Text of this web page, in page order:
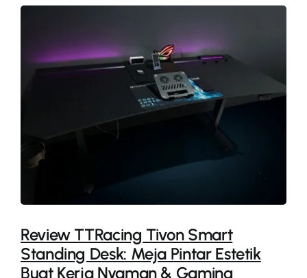
Review TTRacing Tivon Smart
Standing Desk: Meja Pintar Estetik
Buat Kerja Nyaman & Gaming